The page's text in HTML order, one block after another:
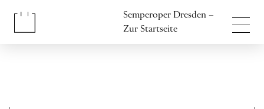
Semperoper Dresden –
Zur Startseite